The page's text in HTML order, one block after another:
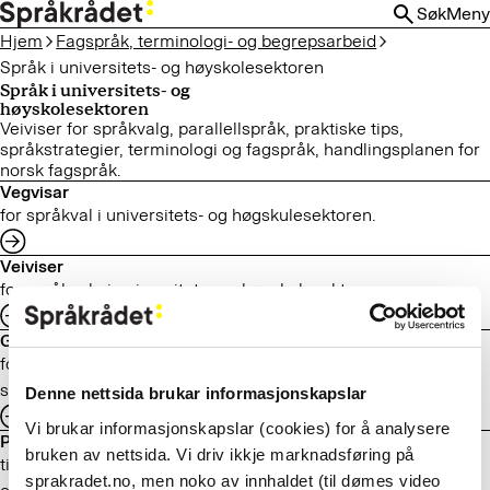
Denne nettsida brukar informasjonskapslar
Vi brukar informasjonskapslar (cookies) for å analysere
bruken av nettsida. Vi driv ikkje marknadsføring på
sprakradet.no, men noko av innhaldet (til dømes video
HOPP
TIL
HOVEDINNHOLD
SøkMeny
Hjem
Fagspråk, terminologi- og begrepsarbeid
Språk i universitets- og høyskolesektoren
Språk i universitets- og
høyskolesektoren
Veiviser for språkvalg, parallellspråk, praktiske tips,
språkstrategier, terminologi og fagspråk, handlingsplanen for
norsk fagspråk.
Vegvisar
for språkval i universitets- og høgskulesektoren.
Veiviser
for språkvalg i universitets- og høgskolesektoren.
Guide
for language choice in the university and university college
sector.
Praktiske tips
til hvordan du kan løse de språklige dilemmaene som dukker